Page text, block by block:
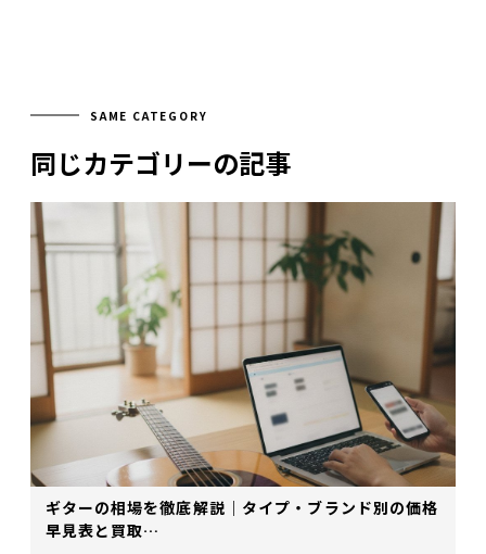
SAME CATEGORY
同じカテゴリーの記事
ギターの相場を徹底解説｜タイプ・ブランド別の価格
早見表と買取…